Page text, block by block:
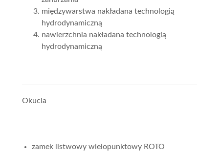
międzywarstwa nakładana technologią
hydrodynamiczną
nawierzchnia nakładana technologią
hydrodynamiczną
Okucia
zamek listwowy wielopunktowy ROTO